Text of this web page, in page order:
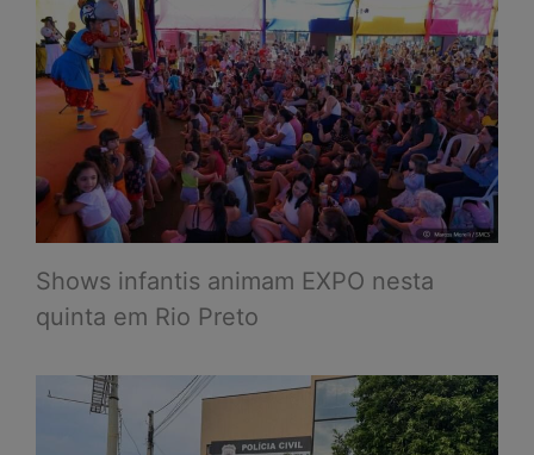
Shows infantis animam EXPO nesta
quinta em Rio Preto